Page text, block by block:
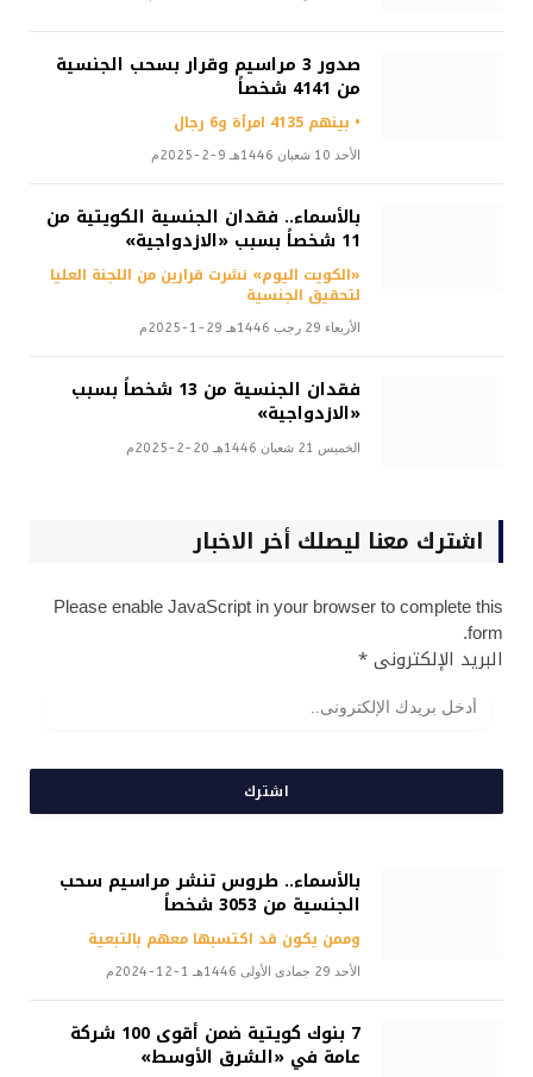
صدور 3 مراسيم وقرار بسحب الجنسية
من 4141 شخصاً
• بينهم 4135 امرأة و6 رجال
الأحد 10 شعبان 1446هـ 9-2-2025م
بالأسماء.. فقدان الجنسية الكويتية من
11 شخصاً بسبب «الازدواجية»
«الكويت اليوم» نشرت قرارين من اللجنة العليا
لتحقيق الجنسية
الأربعاء 29 رجب 1446هـ 29-1-2025م
فقدان الجنسية من 13 شخصاً بسبب
«الازدواجية»
الخميس 21 شعبان 1446هـ 20-2-2025م
اشترك معنا ليصلك أخر الاخبار
Please enable JavaScript in your browser to complete this
form.
البريد الإلكترونى*
اشترك
بالأسماء.. طروس تنشر مراسيم سحب
الجنسية من 3053 شخصاً
وممن يكون قد اكتسبها معهم بالتبعية
الأحد 29 جمادى الأولى 1446هـ 1-12-2024م
7 بنوك كويتية ضمن أقوى 100 شركة
عامة في «الشرق الأوسط»